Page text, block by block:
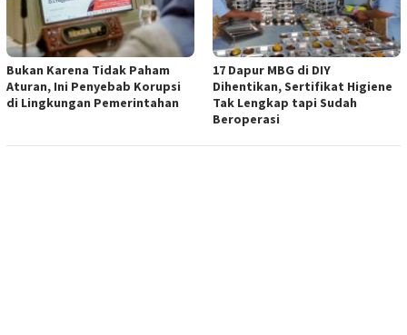
Bukan Karena Tidak Paham
Aturan, Ini Penyebab Korupsi
di Lingkungan Pemerintahan
17 Dapur MBG di DIY
Dihentikan, Sertifikat Higiene
Tak Lengkap tapi Sudah
Beroperasi